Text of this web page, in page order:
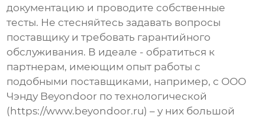
документацию и проводите собственные
тесты. Не стесняйтесь задавать вопросы
поставщику и требовать гарантийного
обслуживания. В идеале - обратиться к
партнерам, имеющим опыт работы с
подобными поставщиками, например, с ООО
Чэнду Beyondoor по технологической
(https://www.beyondoor.ru) – у них большой